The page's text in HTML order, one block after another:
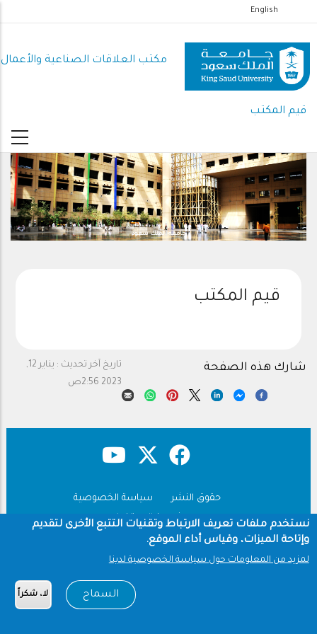
إلى
المحتوى
الرئيسي
English
مكتب العلاقات الصناعية والأعمال
قيم المكتب
جامعة الملك سعود
قيم المكتب
تاريخ آخر تحديث :
يناير 12,
2023 2:56ص
شارك هذه الصفحة
حقوق النشر
سياسة الخصوصية
شروط الاستخدام
Copyright © 1960-2026 جامعة الملك سعود
نستخدم ملفات تعريف الارتباط وتقنيات التتبع الأخرى لتقديم
وإتاحة الميزات، وقياس أداء الموقع.
لمزيد من المعلومات حول سياسة الخصوصية لدينا
السماح لا، شكراً